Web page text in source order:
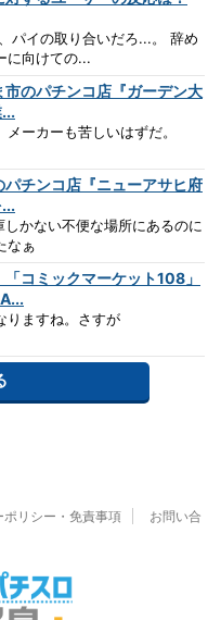
パイの取り合いだろ...。 辞め
に向けての...
市のパチンコ店『ガーデン大
ーカーも苦しいはずだ。
パチンコ店『ニューアサヒ府
かない不便な場所にあるのに
なぁ
コミックマーケット108」
りますね。さすが
ポリシー・免責事項
お問い合